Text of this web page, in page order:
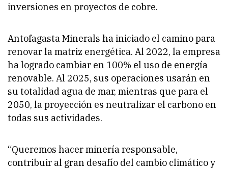
inversiones en proyectos de cobre.
Antofagasta Minerals ha iniciado el camino para
renovar la matriz energética. Al 2022, la empresa
ha logrado cambiar en 100% el uso de energía
renovable. Al 2025, sus operaciones usarán en
su totalidad agua de mar, mientras que para el
2050, la proyección es neutralizar el carbono en
todas sus actividades.
“Queremos hacer minería responsable,
contribuir al gran desafío del cambio climático y